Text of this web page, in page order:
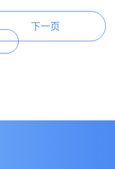
下一页